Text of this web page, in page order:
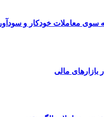
سوی معاملات خودکار و سودآور
بازارهای مالی